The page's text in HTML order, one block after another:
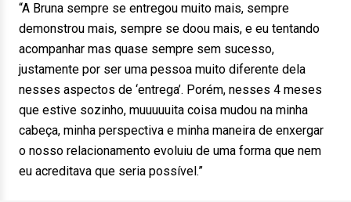
“A Bruna sempre se entregou muito mais, sempre
demonstrou mais, sempre se doou mais, e eu tentando
acompanhar mas quase sempre sem sucesso,
justamente por ser uma pessoa muito diferente dela
nesses aspectos de ‘entrega’. Porém, nesses 4 meses
que estive sozinho, muuuuuita coisa mudou na minha
cabeça, minha perspectiva e minha maneira de enxergar
o nosso relacionamento evoluiu de uma forma que nem
eu acreditava que seria possível.”